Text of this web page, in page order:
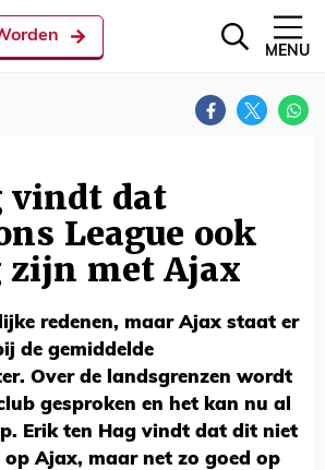
MENU
vindt dat
League ook
met Ajax
redenen, maar Ajax staat er
de gemiddelde
Over de landsgrenzen wordt
gesproken en het kan nu al
Erik ten Hag vindt dat dit niet
Ajax, maar net zo goed op